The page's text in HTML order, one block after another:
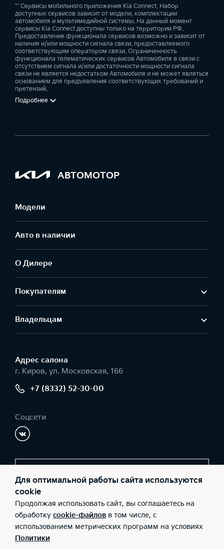
** Сервисы мобильного приложения Kia Connect. Набор
доступных сервисов зависит от модели, комплектации
автомобиля и мультимедийной системы. На данный момент
сервисы Kia Connect доступны только на территории РФ.
Предоставление функционала сервисов возможно и зависит от
наличия и/или мощности сигнала связи, предоставляемого
соответствующим оператором связи. Ограниченность
функционала телематических сервисов Автомобиля в связи с
отсутствием сигнала и/или достаточности мощности сигнала
связи не является недостатком Автомобиля и не может являться
основанием для предъявления соответствующих требований и
претензий.
Подробнее
АВТОМОТОР
Модели
Авто в наличии
О Дилере
Покупателям
Владельцам
Адрес салонa
г. Киров, ул. Московская, 166
+7 (8332) 52-30-00
Соцсети
© 2026 Юридические лица ООО «Автомотор» (Фактический
адрес: г. Киров, ул. Московская, 166; Телефон: +7 (8332) 52-30-
00; ИНН: 4345338119; ОГРН: 1124345020359), ООО «Киа Россия
и СНГ» (Фактический адрес: г.Москва, Валовая 26; Телефон: 8
800 301 08 80; ИНН: 7728674093; ОГРН: 5087746291760) ведут
Для оптимальной работы сайта используются
cookie
Продолжая использовать сайт, вы соглашаетесь на
обработку cookie-файлов в том числе, с
использованием метрических программ на условиях
Политики